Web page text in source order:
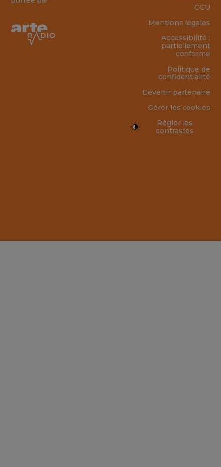
CGU
Mentions légales
Accessibilité :
partiellement
conforme
Politique de
confidentialité
Devenir partenaire
Gérer les cookies
Régler les
contrastes